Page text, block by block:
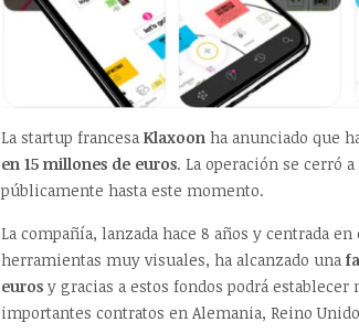
La startup francesa Klaxoon ha anunciado que
en 15 millones de euros. La operación se cerró
públicamente hasta este momento.
La compañía, lanzada hace 8 años y centrada
herramientas muy visuales, ha alcanzado una
euros y gracias a estos fondos podrá
importantes contratos en Alemania, Reino